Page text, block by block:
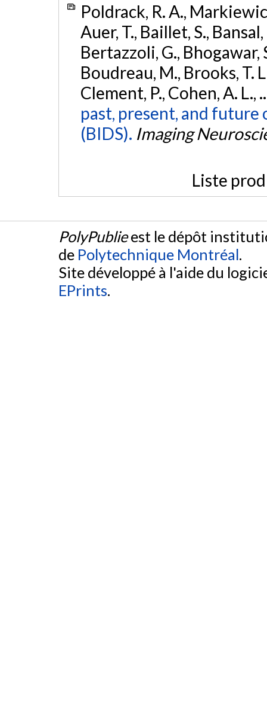
Poldrack, R. A.,
Auer, T., Baillet, S.,
Bertazzoli, G., Bhogawar,
Boudreau, M., Brooks, T.
Clement, P., Cohen, A.
past, present, and
(BIDS). Imaging
Liste
PolyPublieest le dépôt
de Polytechnique Montréal.
Site développé à l'aide du
EPrints.